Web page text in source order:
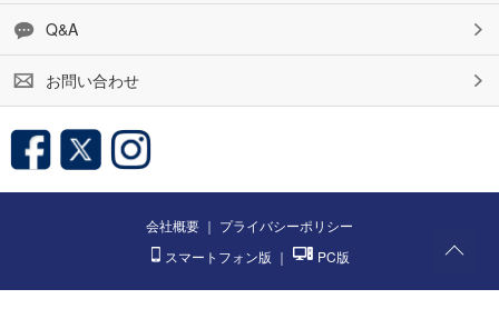
Q&A
お問い合わせ
会社概要 ｜ プライバシーポリシー
スマートフォン版 ｜ PC版